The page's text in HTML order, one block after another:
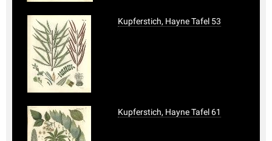
Kupferstich, Hayne Tafel 53
Kupferstich, Hayne Tafel 61